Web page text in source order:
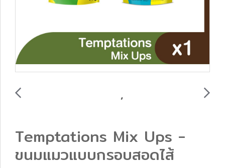
Temptations Mix Ups -
ขนมแมวแบบกรอบสอดไส้